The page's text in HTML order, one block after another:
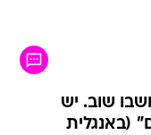
שוב. יש
(באנגלית